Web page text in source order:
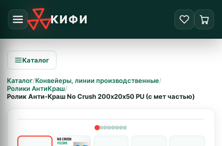
КИФИ
Каталог
Каталог/Конвейеры, линии производственные/
Ролики АнтиКраш/
Ролик Анти-Краш No Crush 200х20х50 PU (с мет частью)